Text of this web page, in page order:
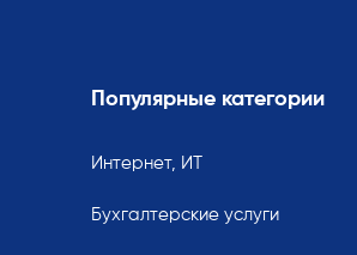
Популярные категории
Интернет, ИТ
Бухгалтерские услуги